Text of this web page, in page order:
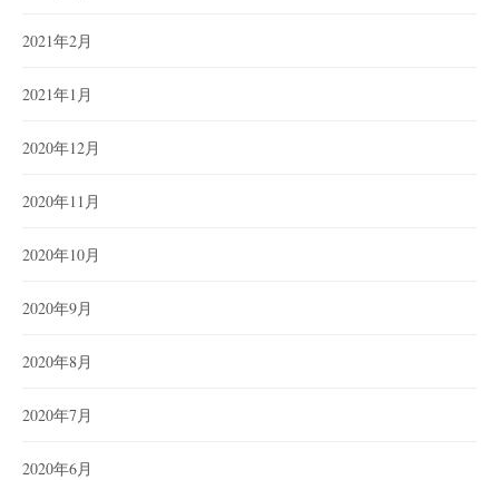
2021年2月
2021年1月
2020年12月
2020年11月
2020年10月
2020年9月
2020年8月
2020年7月
2020年6月